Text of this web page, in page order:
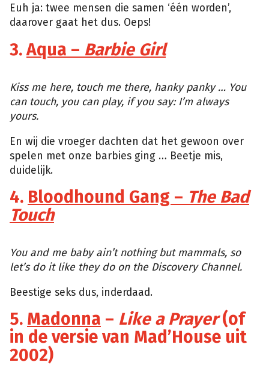
Euh ja: twee mensen die samen ‘één worden’,
daarover gaat het dus. Oeps!
3.Aqua – Barbie Girl
Kiss me here, touch me there, hanky panky … You
can touch, you can play, if you say: I’m always
yours.
En wij die vroeger dachten dat het gewoon over
spelen met onze barbies ging … Beetje mis,
duidelijk.
4. Bloodhound Gang – The Bad
Touch
You and me baby ain’t nothing but mammals, so
let’s do it like they do on the Discovery Channel.
Beestige seks dus, inderdaad.
5. Madonna – Like a Prayer(of
in de versie van Mad’House uit
2002)